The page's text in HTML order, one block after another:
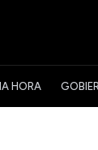
HORA